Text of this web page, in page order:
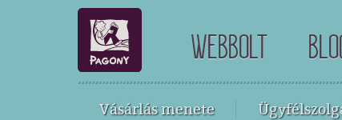
WEBBOLT
Vásárlás menete